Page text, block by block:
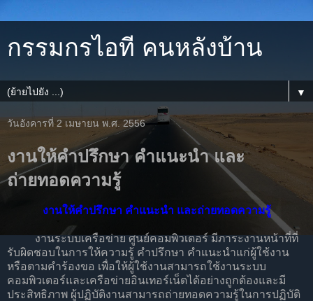
กรรมกรไอที คนหลังบ้าน
▼
วันอังคารที่ 2 เมษายน พ.ศ. 2556
งานให้คำปรึกษา คำแนะนำ และ
ถ่ายทอดความรู้
งานให้คำปรึกษา คำแนะนำ และถ่ายทอดความรู้
งานระบบเครือข่าย ศูนย์คอมพิวเตอร์ มีภาระงานหน้าที่ที่
รับผิดชอบในการให้ความรู้ คำปรึกษา คำแนะนำแก่ผู้ใช้งาน
หรือตามคำร้องขอ เพื่อให้ผู้ใช้งานสามารถใช้งานระบบ
คอมพิวเตอร์และเครือข่ายอินเทอร์เน็ตได้อย่างถูกต้องและมี
ประสิทธิภาพ ผู้ปฏิบัติงานสามารถถ่ายทอดความรู้ในการปฏิบัติ